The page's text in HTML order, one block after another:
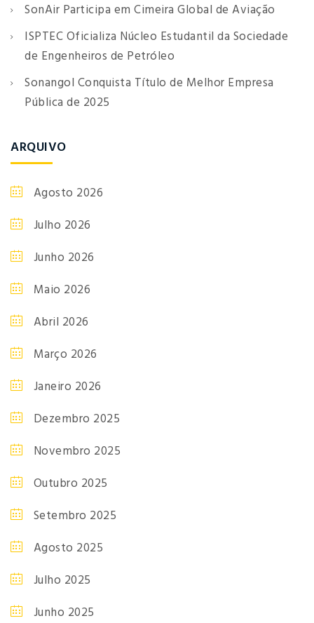
SonAir Participa em Cimeira Global de Aviação
ISPTEC Oficializa Núcleo Estudantil da Sociedade
de Engenheiros de Petróleo
Sonangol Conquista Título de Melhor Empresa
Pública de 2025
ARQUIVO
Agosto 2026
Julho 2026
Junho 2026
Maio 2026
Abril 2026
Março 2026
Janeiro 2026
Dezembro 2025
Novembro 2025
Outubro 2025
Setembro 2025
Agosto 2025
Julho 2025
Junho 2025